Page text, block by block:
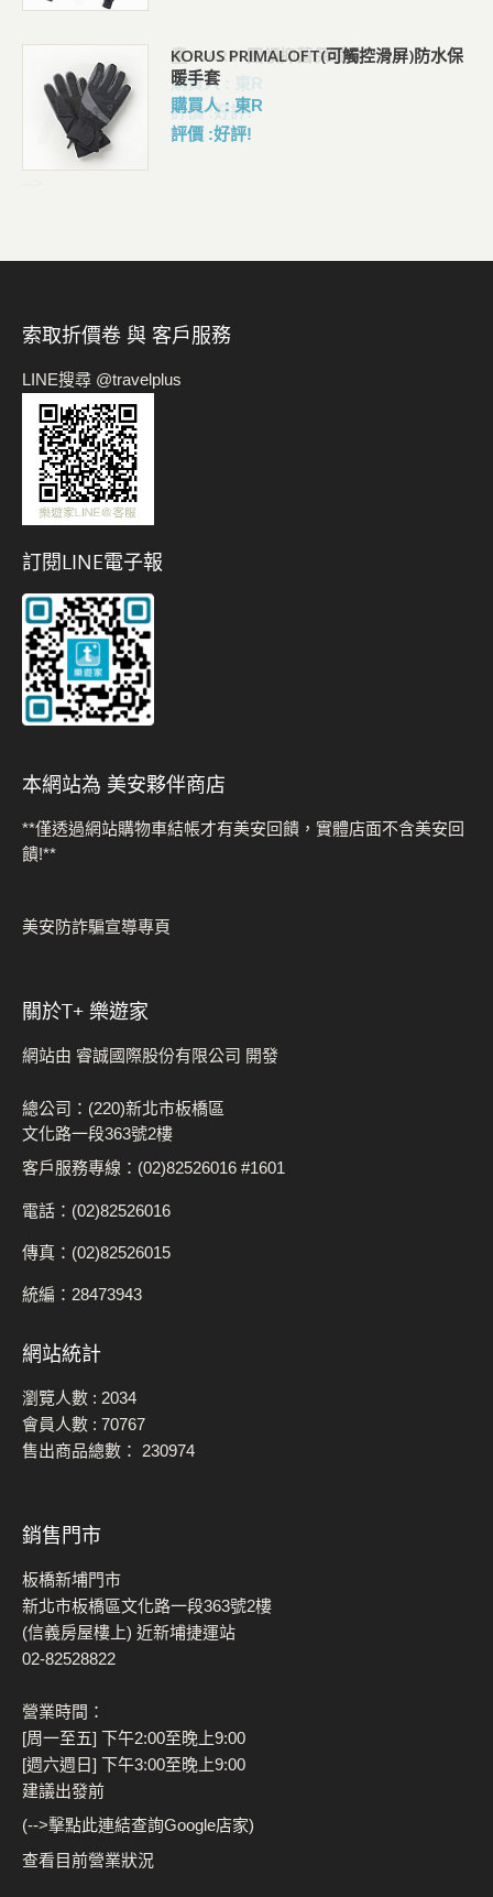
童 WARM 圓領抑菌保暖衣
購買人 : 東R
評價 :好評!
索取折價卷 與 客戶服務
LINE搜尋 @travelplus
訂閱LINE電子報
本網站為 美安夥伴商店
**僅透過網站購物車結帳才有美安回饋，實體店面不含美安回
饋!**
美安防詐騙宣導專頁
關於t+ 樂遊家
網站由 睿誠國際股份有限公司 開發
總公司：(220)新北市板橋區
文化路一段363號2樓
客戶服務專線：(02)82526016 #1601
電話：(02)82526016
傳真：(02)82526015
統編：28473943
網站統計
瀏覽人數 : 2034
會員人數 : 70767
售出商品總數： 230974
銷售門市
板橋新埔門市
新北市板橋區文化路一段363號2樓
(信義房屋樓上) 近新埔捷運站
02-82528822
營業時間：
[周一至五] 下午2:00至晚上9:00
[週六週日] 下午3:00至晚上9:00
建議出發前
(-->擊點此連結查詢Google店家)
查看目前營業狀況